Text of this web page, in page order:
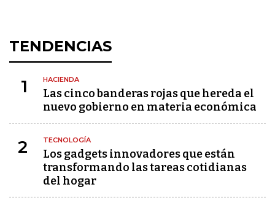
TENDENCIAS
1 HACIENDA
Las cinco banderas rojas que hereda el
nuevo gobierno en materia económica
2 TECNOLOGÍA
Los gadgets innovadores que están
transformando las tareas cotidianas
del hogar